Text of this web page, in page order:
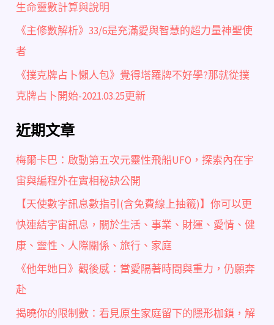
生命靈數計算與說明
《主修數解析》33/6是充滿愛與智慧的超力量神聖使
者
《撲克牌占卜懶人包》覺得塔羅牌不好學?那就從撲
克牌占卜開始-2021.03.25更新
近期文章
梅爾卡巴：啟動第五次元靈性飛船UFO，探索內在宇
宙與編程外在實相秘訣公開
【天使數字訊息數指引(含免費線上抽籤)】你可以更
快連結宇宙訊息，關於生活、事業、財運、愛情、健
康、靈性、人際關係、旅行、家庭
《他年她日》觀後感：當愛隔著時間與重力，仍願奔
赴
揭曉你的限制數：看見原生家庭留下的隱形枷鎖，解